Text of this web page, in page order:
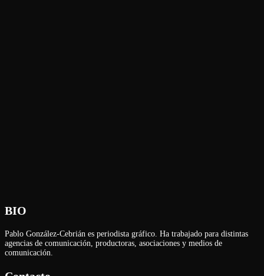
BIO
Pablo González-Cebrián es periodista gráfico. Ha trabajado para distintas
agencias de comunicación, productoras, asociaciones y medios de
comunicación.